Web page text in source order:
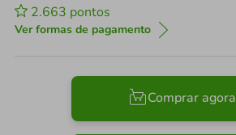
2.663 pontos
Ver formas de pagamento
Comprar agora